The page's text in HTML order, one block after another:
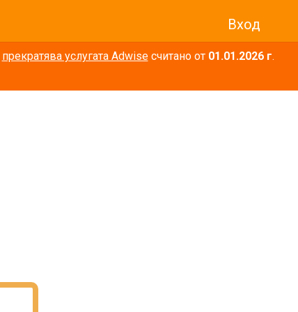
Вход
прекратява услугата Adwiseсчитано от 01.01.2026 г.